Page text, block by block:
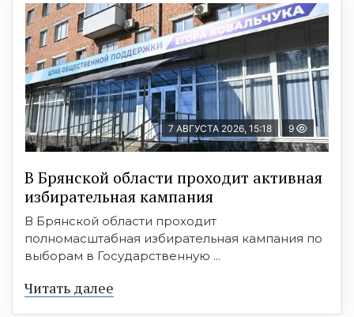
7 АВГУСТА 2026, 15:18 9
В Брянской области проходит активная
избирательная кампания
В Брянской области проходит
полномасштабная избирательная кампания по
выборам в Государственную ...
Читать далее